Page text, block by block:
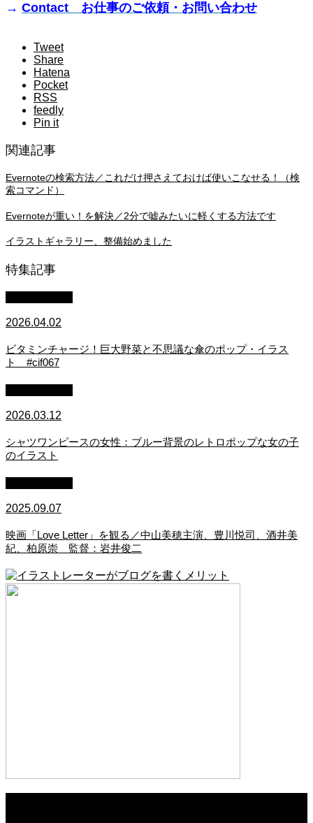
→ Contact お仕事のご依頼・お問い合わせ
Tweet
Share
Hatena
Pocket
RSS
feedly
Pin it
関連記事
Evernoteの検索方法／これだけ押さえておけば使いこなせる！（検
索コマンド）
Evernoteが重い！を解決／2分で嘘みたいに軽くする方法です
イラストギャラリー、整備始めました
特集記事
2026.04.02
ビタミンチャージ！巨大野菜と不思議な傘のポップ・イラス
ト #cif067
2026.03.12
シャツワンピースの女性：ブルー背景のレトロポップな女の子
のイラスト
2025.09.07
映画「Love Letter」を観る／中山美穂主演、豊川悦司、酒井美
紀、柏原崇 監督：岩井俊二